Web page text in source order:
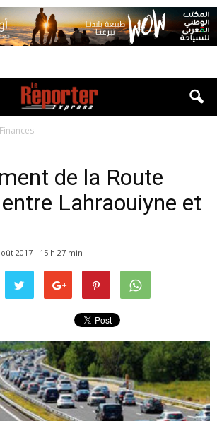
de la Route
Lahraouiyne et
2017 - 15 h 27 min